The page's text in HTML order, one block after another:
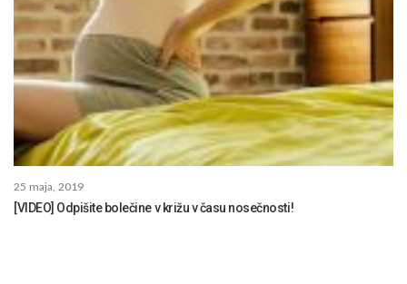
25 maja, 2019
[VIDEO] Odpišite bolečine v križu v času nosečnosti!